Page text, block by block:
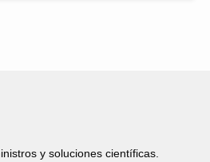
y soluciones científicas.